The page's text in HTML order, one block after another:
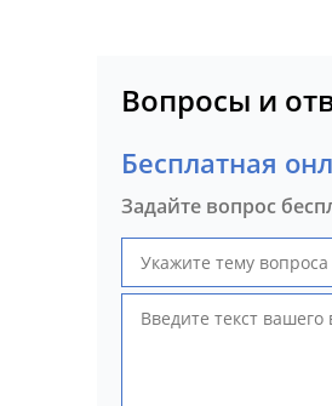
Вопросы и
Бесплатная
Задайте вопрос